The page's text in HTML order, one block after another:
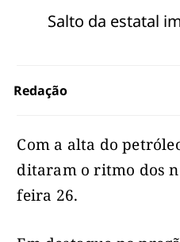
Salto da estatal
Redação
Com a alta do
ditaram o ritmo dos
feira 26.